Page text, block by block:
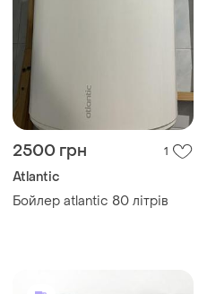
2500 грн 1
Atlantic
Бойлер atlantic 80 літрів